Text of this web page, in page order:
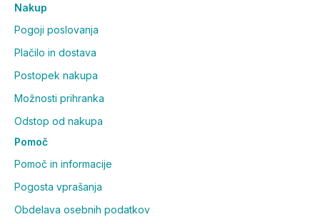
Nakup
Pogoji poslovanja
Plačilo in dostava
Postopek nakupa
Možnosti prihranka
Odstop od nakupa
Pomoč
Pomoč in informacije
Pogosta vprašanja
Obdelava osebnih podatkov